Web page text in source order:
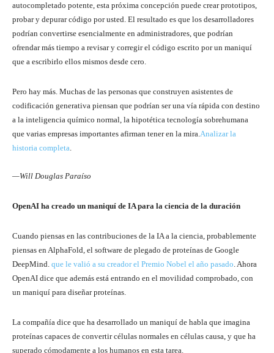
autocompletado potente, esta próxima concepción puede crear prototipos,
probar y depurar código por usted. El resultado es que los desarrolladores
podrían convertirse esencialmente en administradores, que podrían
ofrendar más tiempo a revisar y corregir el código escrito por un maniquí
que a escribirlo ellos mismos desde cero.
Pero hay más. Muchas de las personas que construyen asistentes de
codificación generativa piensan que podrían ser una vía rápida con destino
a la inteligencia químico normal, la hipotética tecnología sobrehumana
que varias empresas importantes afirman tener en la mira.Analizar la
historia completa.
—Will Douglas Paraíso
OpenAI ha creado un maniquí de IA para la ciencia de la duración
Cuando piensas en las contribuciones de la IA a la ciencia, probablemente
piensas en AlphaFold, el software de plegado de proteínas de Google
DeepMind. que le valió a su creador el Premio Nobel el año pasado. Ahora
OpenAI dice que además está entrando en el movilidad comprobado, con
un maniquí para diseñar proteínas.
La compañía dice que ha desarrollado un maniquí de habla que imagina
proteínas capaces de convertir células normales en células causa, y que ha
superado cómodamente a los humanos en esta tarea.